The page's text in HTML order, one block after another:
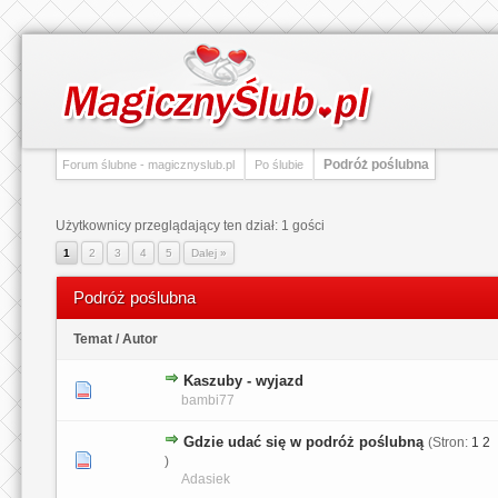
Forum ślubne - magicznyslub.pl Po ślubie Podróż poślubna
Użytkownicy przeglądający ten dział: 1 gości
1 2 3 4 5 Dalej »
Podróż poślubna
Temat / Autor
Kaszuby - wyjazd
bambi77
0 głosów - średnia ocena: 0 na 5 gwiazdek
12345
Gdzie udać się w podróż poślubną (Stron: 1 2
)
Adasiek
2 głosów - średnia ocena: 3.5 na 5 gwiazdek